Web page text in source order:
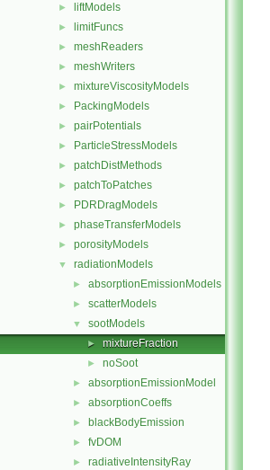
► liftModels
► limitFuncs
► meshReaders
► meshWriters
► mixtureViscosityModels
► PackingModels
► pairPotentials
► ParticleStressModels
► patchDistMethods
► patchToPatches
► PDRDragModels
► phaseTransferModels
► porosityModels
▼ radiationModels
► absorptionEmissionModels
► scatterModels
▼ sootModels
► mixtureFraction
► noSoot
► absorptionEmissionModel
► absorptionCoeffs
► blackBodyEmission
► fvDOM
► radiativeIntensityRay